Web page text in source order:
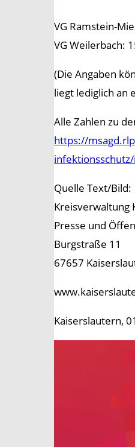
VG Ramstein-
VG Weilerbach:
(Die Angaben
liegt lediglich an
Alle Zahlen zu
https://
Quelle Text/Bild:
Kreisverwaltung
Presse und
Burgstraße 11
67657
Kaiserslautern,